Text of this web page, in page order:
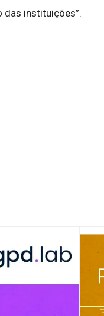
das instituições”.